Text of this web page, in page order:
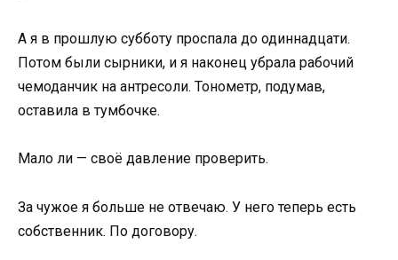
А я в прошлую субботу проспала до одиннадцати.
Потом были сырники, и я наконец убрала рабочий
чемоданчик на антресоли. Тонометр, подумав,
оставила в тумбочке.
Мало ли — своё давление проверить.
За чужое я больше не отвечаю. У него теперь есть
собственник. По договору.